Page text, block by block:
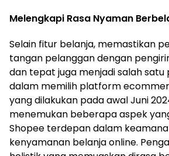
Melengkapi Rasa Nyaman
Selain fitur belanja, memastikan
tangan pelanggan dengan
dan tepat juga menjadi salah
dalam memilih platform
yang dilakukan pada awal Juni
menemukan beberapa aspek
Shopee terdepan dalam
kenyamanan belanja online.